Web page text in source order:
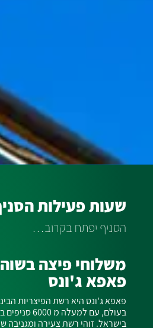
שעות פעילות
הסניף יפתח בקרוב…
משלוחי פיצה
פאפא ג'ונס
פאפא ג'ונס היא רשת הפיצריות
בעולם, עם
למעלה מ
בישראל. זוהי רשת צעירה